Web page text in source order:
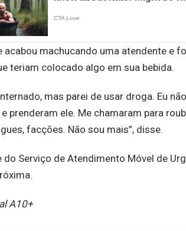
acabou machucando uma atendente e
teriam colocado algo em sua bebida.
mas parei de usar droga. Eu
prenderam ele. Me chamaram para
facções. Não sou mais”, disse.
do Serviço de Atendimento Móvel de
A10+